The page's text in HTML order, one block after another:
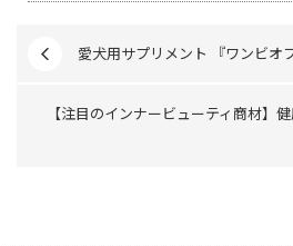
愛犬用サプリメント 『ワンビオ
【注目のインナービューティ商材】